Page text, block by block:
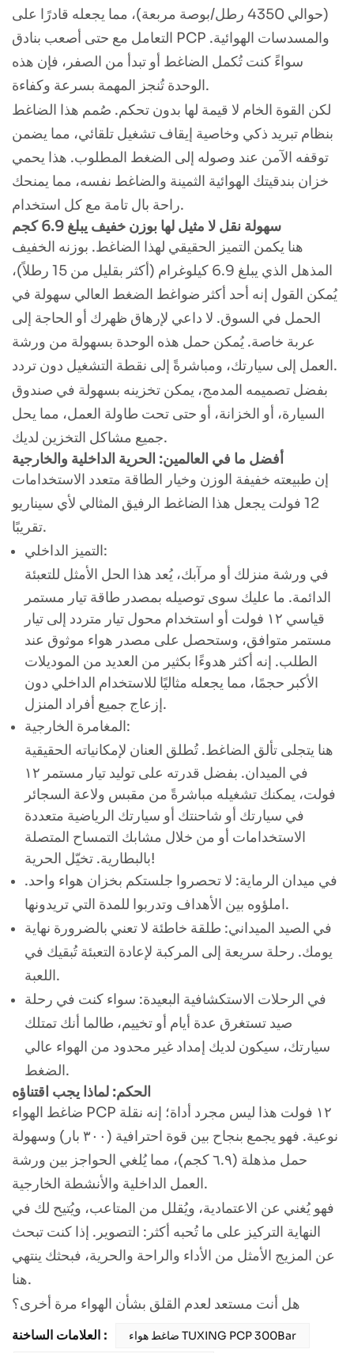
(حوالي 4350 رطل/بوصة مربعة)، مما يجعله قادرًا على
التعامل مع حتى أصعب بنادق PCP والمسدسات الهوائية.
سواءً كنت تُكمل الضاغط أو تبدأ من الصفر، فإن هذه
الوحدة تُنجز المهمة بسرعة وكفاءة.
لكن القوة الخام لا قيمة لها بدون تحكم. صُمم هذا الضاغط
بنظام تبريد ذكي وخاصية إيقاف تشغيل تلقائي، مما يضمن
توقفه الآمن عند وصوله إلى الضغط المطلوب. هذا يحمي
خزان بندقيتك الهوائية الثمينة والضاغط نفسه، مما يمنحك
راحة بال تامة مع كل استخدام.
سهولة نقل لا مثيل لها بوزن خفيف يبلغ 6.9 كجم
هنا يكمن التميز الحقيقي لهذا الضاغط. بوزنه الخفيف
المذهل الذي يبلغ 6.9 كيلوغرام (أكثر بقليل من 15 رطلاً)،
يُمكن القول إنه أحد أكثر ضواغط الضغط العالي سهولة في
الحمل في السوق. لا داعي لإرهاق ظهرك أو الحاجة إلى
عربة خاصة. يُمكن حمل هذه الوحدة بسهولة من ورشة
العمل إلى سيارتك، ومباشرةً إلى نقطة التشغيل دون تردد.
بفضل تصميمه المدمج، يمكن تخزينه بسهولة في صندوق
السيارة، أو الخزانة، أو حتى تحت طاولة العمل، مما يحل
جميع مشاكل التخزين لديك.
أفضل ما في العالمين: الحرية الداخلية والخارجية
إن طبيعته خفيفة الوزن وخيار الطاقة متعدد الاستخدامات
12 فولت يجعل هذا الضاغط الرفيق المثالي لأي سيناريو
تقريبًا.
التميز الداخلي:
في ورشة منزلك أو مرآبك، يُعد هذا الحل الأمثل للتعبئة
الدائمة. ما عليك سوى توصيله بمصدر طاقة تيار مستمر
قياسي ١٢ فولت أو استخدام محول تيار متردد إلى تيار
مستمر متوافق، وستحصل على مصدر هواء موثوق عند
الطلب. إنه أكثر هدوءًا بكثير من العديد من الموديلات
الأكبر حجمًا، مما يجعله مثاليًا للاستخدام الداخلي دون
إزعاج جميع أفراد المنزل.
المغامرة الخارجية:
هنا يتجلى تألق الضاغط. تُطلق العنان لإمكانياته الحقيقية
في الميدان. بفضل قدرته على توليد تيار مستمر ١٢
فولت، يمكنك تشغيله مباشرةً من مقبس ولاعة السجائر
في سيارتك أو شاحنتك أو سيارتك الرياضية متعددة
الاستخدامات أو من خلال مشابك التمساح المتصلة
بالبطارية. تخيّل الحرية!
في ميدان الرماية: لا تحصروا جلستكم بخزان هواء واحد.
املؤوه بين الأهداف وتدربوا للمدة التي تريدونها.
في الصيد الميداني: طلقة خاطئة لا تعني بالضرورة نهاية
يومك. رحلة سريعة إلى المركبة لإعادة التعبئة تُبقيك في
اللعبة.
في الرحلات الاستكشافية البعيدة: سواء كنت في رحلة
صيد تستغرق عدة أيام أو تخييم، طالما أنك تمتلك
سيارتك، سيكون لديك إمداد غير محدود من الهواء عالي
الضغط.
الحكم: لماذا يجب اقتناؤه
ضاغط الهواء PCP ١٢ فولت هذا ليس مجرد أداة؛ إنه نقلة
نوعية. فهو يجمع بنجاح بين قوة احترافية (٣٠٠ بار) وسهولة
حمل مذهلة (٦.٩ كجم)، مما يُلغي الحواجز بين ورشة
العمل الداخلية والأنشطة الخارجية.
فهو يُغني عن الاعتمادية، ويُقلل من المتاعب، ويُتيح لك في
النهاية التركيز على ما تُحبه أكثر: التصوير. إذا كنت تبحث
عن المزيج الأمثل من الأداء والراحة والحرية، فبحثك ينتهي
هنا.
هل أنت مستعد لعدم القلق بشأن الهواء مرة أخرى؟
العلامات الساخنة :
ضاغط هواء TUXING PCP 300Bar